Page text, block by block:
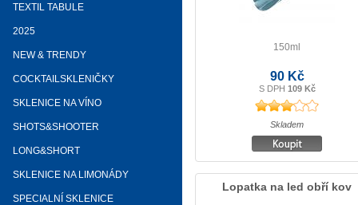
TEXTIL TABULE
2025
NEW & TRENDY
COCKTAILSKLENIČKY
SKLENICE NA VÍNO
SHOTS&SHOOTER
LONG&SHORT
SKLENICE NA LIMONÁDY
SPECIALNÍ SKLENICE
150ml
90 Kč
S DPH 109 Kč
Skladem
Lopatka na led obří kov